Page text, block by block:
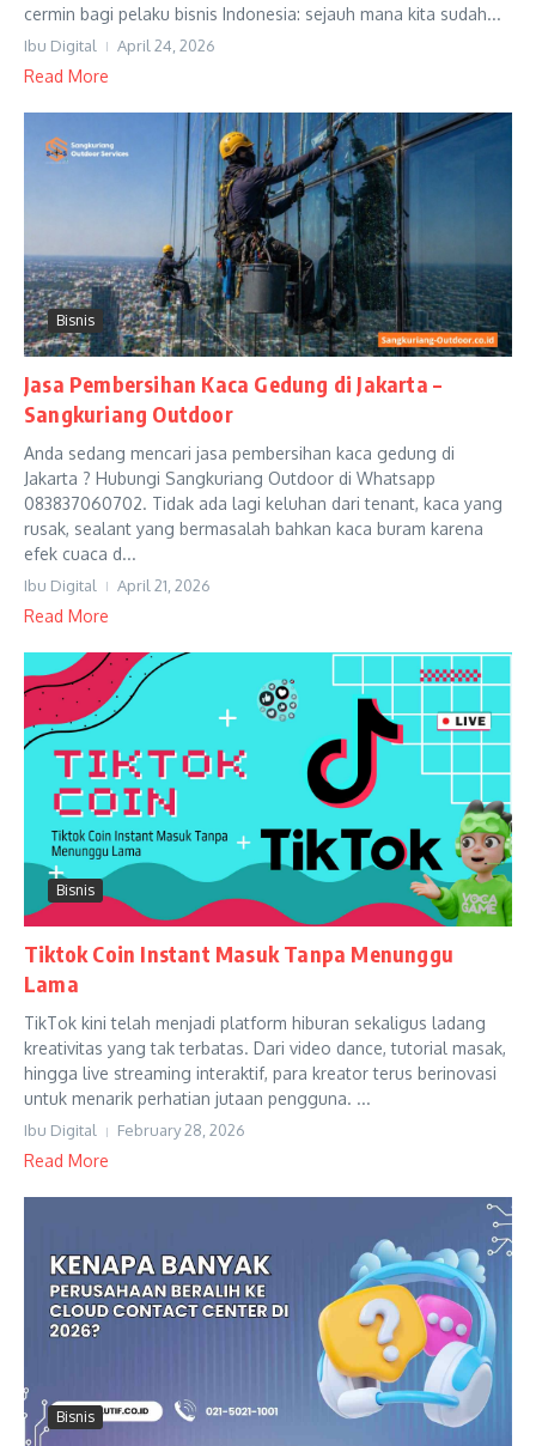
cermin bagi pelaku bisnis Indonesia: sejauh mana kita sudah...
Ibu Digital April 24, 2026
Read More
Bisnis
Jasa Pembersihan Kaca Gedung di Jakarta –
Sangkuriang Outdoor
Anda sedang mencari jasa pembersihan kaca gedung di
Jakarta ? Hubungi Sangkuriang Outdoor di Whatsapp
083837060702. Tidak ada lagi keluhan dari tenant, kaca yang
rusak, sealant yang bermasalah bahkan kaca buram karena
efek cuaca d...
Ibu Digital April 21, 2026
Read More
Bisnis
Tiktok Coin Instant Masuk Tanpa Menunggu
Lama
TikTok kini telah menjadi platform hiburan sekaligus ladang
kreativitas yang tak terbatas. Dari video dance, tutorial masak,
hingga live streaming interaktif, para kreator terus berinovasi
untuk menarik perhatian jutaan pengguna. ...
Ibu Digital February 28, 2026
Read More
Bisnis